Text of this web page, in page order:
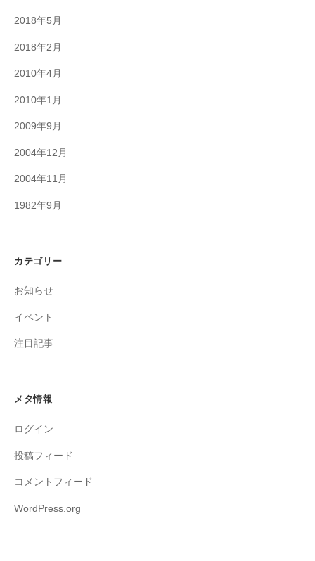
2018年5月
2018年2月
2010年4月
2010年1月
2009年9月
2004年12月
2004年11月
1982年9月
カテゴリー
お知らせ
イベント
注目記事
メタ情報
ログイン
投稿フィード
コメントフィード
WordPress.org